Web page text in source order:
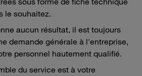
le souhaitez.
aucun résultat, il est toujours
demande générale à l'entreprise,
personnel hautement qualifié.
du service est à votre